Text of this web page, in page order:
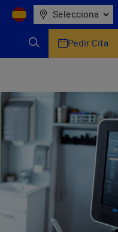
Selecciona
Pedir Cita